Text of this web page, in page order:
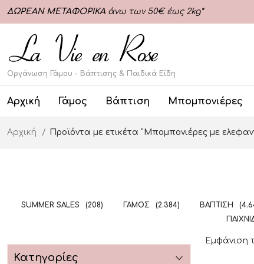
ΔΩΡΕΑΝ ΜΕΤΑΦΟΡΙΚΑ άνω των 50€ έως 2kg*
Οργάνωση Γάμου - Βάπτισης & Παιδικά Είδη
Αρχική Γάμος Βάπτιση Μπομπονιέρες
Αρχική Προϊόντα με ετικέτα “Μπομπονιέρες με
SUMMER SALES (208) ΓΆΜΟΣ (2.384) ΒΆΠΤΙΣΗ
Κατηγορίες
Εμφάνιση